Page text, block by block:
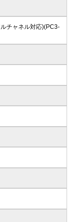
チャネル対応)(PC3-